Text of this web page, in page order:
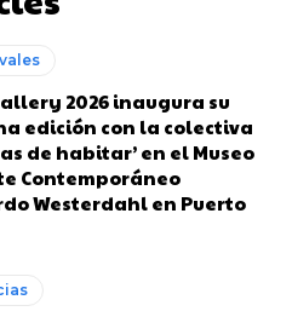
2026 inaugura su
edición con la colectiva
de habitar’ en el Museo
Contemporáneo
Westerdahl en Puerto